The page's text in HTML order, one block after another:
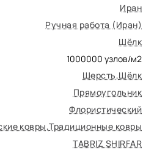
Иран
Ручная работа (Иран)
Шёлк
1000000 узлов/м2
Шерсть,Шёлк
Прямоугольник
Флористический
ковры,Традиционные ковры
TABRIZ SHIRFAR